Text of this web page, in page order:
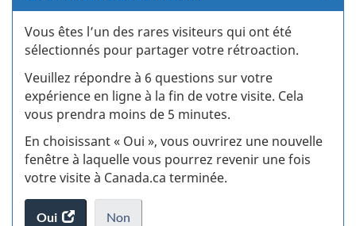
Vous êtes l’un des rares visiteurs qui ont été
sélectionnés pour partager votre rétroaction.
Veuillez répondre à 6 questions sur votre
expérience en ligne à la fin de votre visite. Cela
vous prendra moins de 5 minutes.
En choisissant « Oui », vous ouvrirez une nouvelle
fenêtre à laquelle vous pourrez revenir une fois
votre visite à Canada.ca terminée.
Oui
accéder
Non